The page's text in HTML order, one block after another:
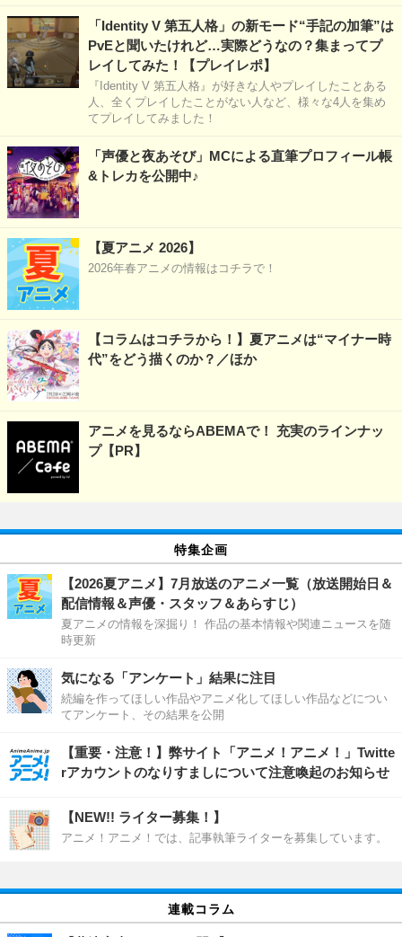
「Identity V 第五人格」の新モード“手記の加筆”は
PvEと聞いたけれど…実際どうなの？集まってプ
レイしてみた！【プレイレポ】
『Identity V 第五人格』が好きな人やプレイしたことある
人、全くプレイしたことがない人など、様々な4人を集め
てプレイしてみました！
「声優と夜あそび」MCによる直筆プロフィール帳
&トレカを公開中♪
【夏アニメ 2026】
2026年春アニメの情報はコチラで！
【コラムはコチラから！】夏アニメは“マイナー時
代”をどう描くのか？／ほか
アニメを見るならABEMAで！ 充実のラインナッ
プ【PR】
特集企画
【2026夏アニメ】7月放送のアニメ一覧（放送開始日＆
配信情報＆声優・スタッフ＆あらすじ）
夏アニメの情報を深掘り！ 作品の基本情報や関連ニュースを随
時更新
気になる「アンケート」結果に注目
続編を作ってほしい作品やアニメ化してほしい作品などについ
てアンケート、その結果を公開
【重要・注意！】弊サイト「アニメ！アニメ！」Twitte
rアカウントのなりすましについて注意喚起のお知らせ
【NEW!! ライター募集！】
アニメ！アニメ！では、記事執筆ライターを募集しています。
連載コラム